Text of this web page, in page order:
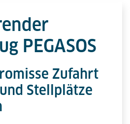
PEGASOS
Zufahrt
Stellplätze